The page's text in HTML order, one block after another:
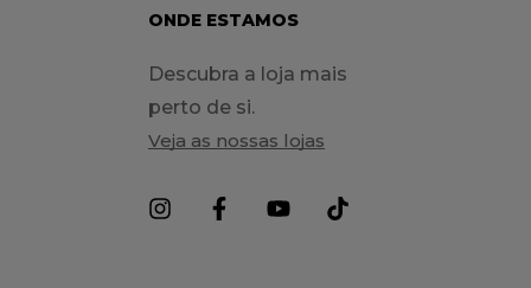
ONDE ESTAMOS
Descubra a loja mais
perto de si.
Veja as nossas lojas